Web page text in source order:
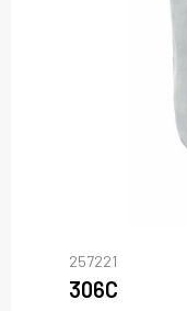
257221
306C